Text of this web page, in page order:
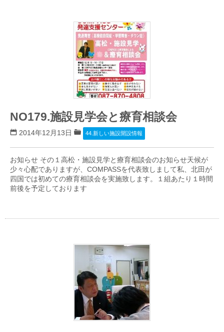
NO179.施設見学会と療育相談会
2014年12月13日 44.新しい施設開設情報
お知らせ その１高松・施設見学と療育相談会のお知らせ天候が
少々心配でありますが、COMPASSを代表致しまして私、北田が
四国では初めての療育相談会を実施致します。１組あたり１時間
前後を予定しております